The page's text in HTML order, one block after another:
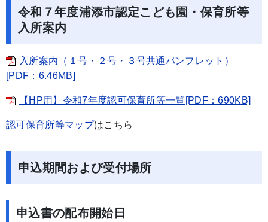
令和７年度浦添市認定こども園・保育所等
入所案内
入所案内（１号・２号・３号共通パンフレット）
[PDF：6.46MB]
【HP用】令和7年度認可保育所等一覧[PDF：690KB]
認可保育所等マップはこちら
申込期間および受付場所
申込書の配布開始日